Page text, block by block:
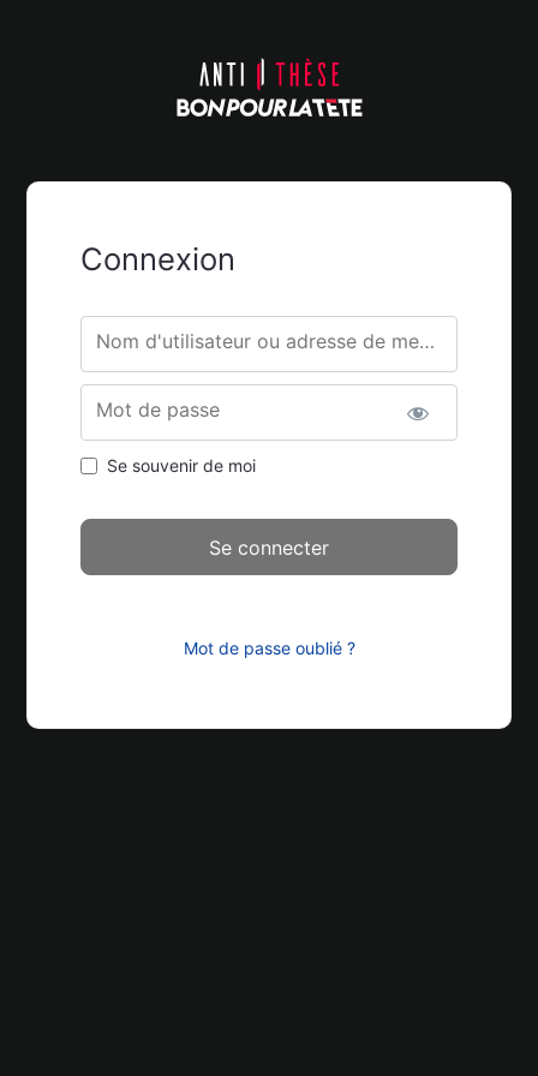
Connexion
Nom d'utilisateur ou adresse de messagerie.
Mot de passe
Se souvenir de moi
Mot de passe oublié ?